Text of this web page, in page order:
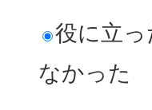
役に立っ
なかった